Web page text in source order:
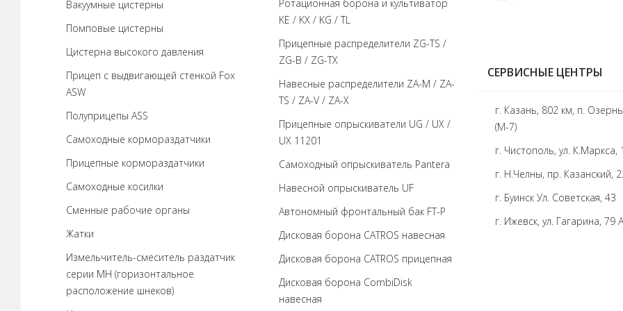
Вакуумные цистерны
Помповые цистерны
Цистерна высокого давления
Прицеп с выдвигающей стенкой Fox
ASW
Полуприцепы ASS
Самоходные кормораздатчики
Прицепные кормораздатчики
Самоходные косилки
Сменные рабочие органы
Жатки
Измельчитель-смеситель раздатчик
серии MH (горизонтальное
расположение шнеков)
Ротационная борона и культиватор
KE / KX / KG / TL
Прицепные распределители ZG-TS /
ZG-B / ZG-TX
Навесные распределители ZA-M / ZA-
TS / ZA-V / ZA-X
Прицепные опрыскиватели UG / UX /
UX 11201
Самоходный опрыскиватель Pantera
Навесной опрыскиватель UF
Автономный фронтальный бак FT-P
Дисковая борона CATROS навесная
Дисковая борона CATROS прицепная
Дисковая борона CombiDisk
навесная
СЕРВИСНЫЕ ЦЕНТРЫ
г. Казань, 802 км, п.
(М-7)
г. Чистополь, ул. К.Маркса,
г. Н.Челны, пр. Казанский,
г. Буинск Ул. Советская, 43
г. Ижевск, ул. Гагарина, 79 А